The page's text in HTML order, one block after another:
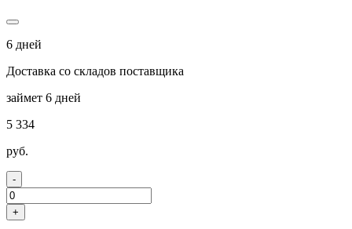
6 дней
Доставка со складов поставщика
займет 6 дней
5 334
руб.
-
+